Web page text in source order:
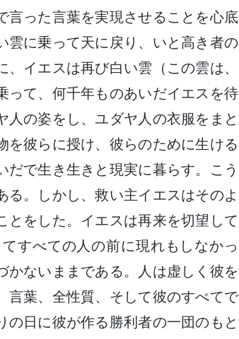
言った言葉を実現させることを心底
雲に乗って天に戻り、いと高き者の
イエスは再び白い雲（この雲は、
って、何千年ものあいだイエスを待
の姿をし、ユダヤ人の衣服をまと
を彼らに授け、彼らのために生ける
で生き生きと現実に暮らす。こう
る。しかし、救い主イエスはそのよ
とをした。イエスは再来を切望して
すべての人の前に現れもしなかっ
かないままである。人は虚しく彼を
言葉、全性質、そして彼のすべてで
日に彼が作る勝利者の一団のもと